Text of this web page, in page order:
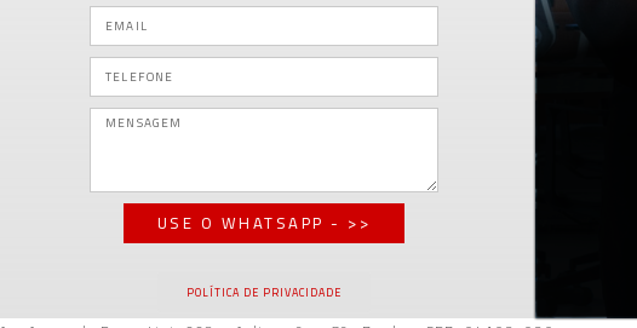
USE O WHATSAPP - >>
POLÍTICA DE PRIVACIDADE